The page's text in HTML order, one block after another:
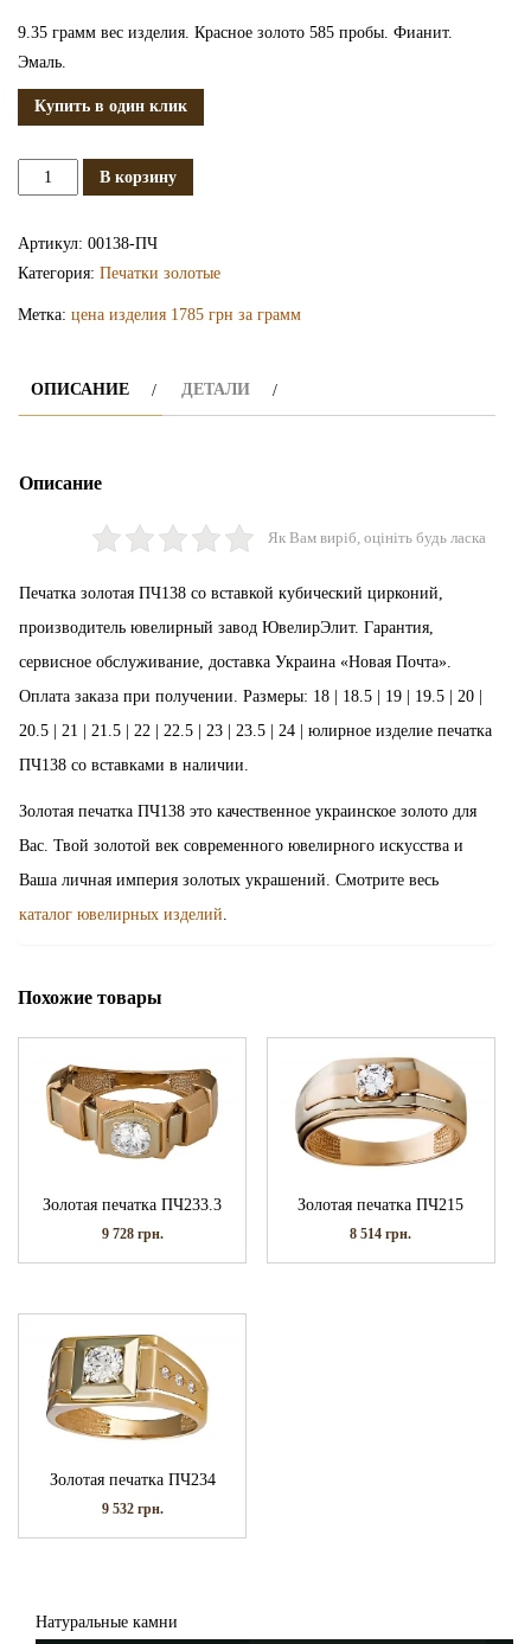
9.35 грамм вес изделия. Красное золото 585 пробы. Фианит.
Эмаль.
Купить в один клик
КоличествоВ корзину
Артикул: 00138-ПЧ
Категория: Печатки золотые
Метка: цена изделия 1785 грн за грамм
ОПИСАНИЕ ДЕТАЛИ
Описание
Як Вам виріб, оцініть будь ласка
Печатка золотая ПЧ138 со вставкой кубический цирконий,
производитель ювелирный завод ЮвелирЭлит. Гарантия,
сервисное обслуживание, доставка Украина «Новая Почта».
Оплата заказа при получении. Размеры: 18 | 18.5 | 19 | 19.5 | 20 |
20.5 | 21 | 21.5 | 22 | 22.5 | 23 | 23.5 | 24 | юлирное изделие печатка
ПЧ138 со вставками в наличии.
Золотая печатка ПЧ138 это качественное украинское золото для
Вас. Твой золотой век современного ювелирного искусства и
Ваша личная империя золотых украшений. Смотрите весь
каталог ювелирных изделий
Похожие товары
Золотая печатка ПЧ233.3
9 728 грн.
Золотая печатка ПЧ215
8 514грн.
Золотая печатка ПЧ234
9 532 грн.
Натуральные камни